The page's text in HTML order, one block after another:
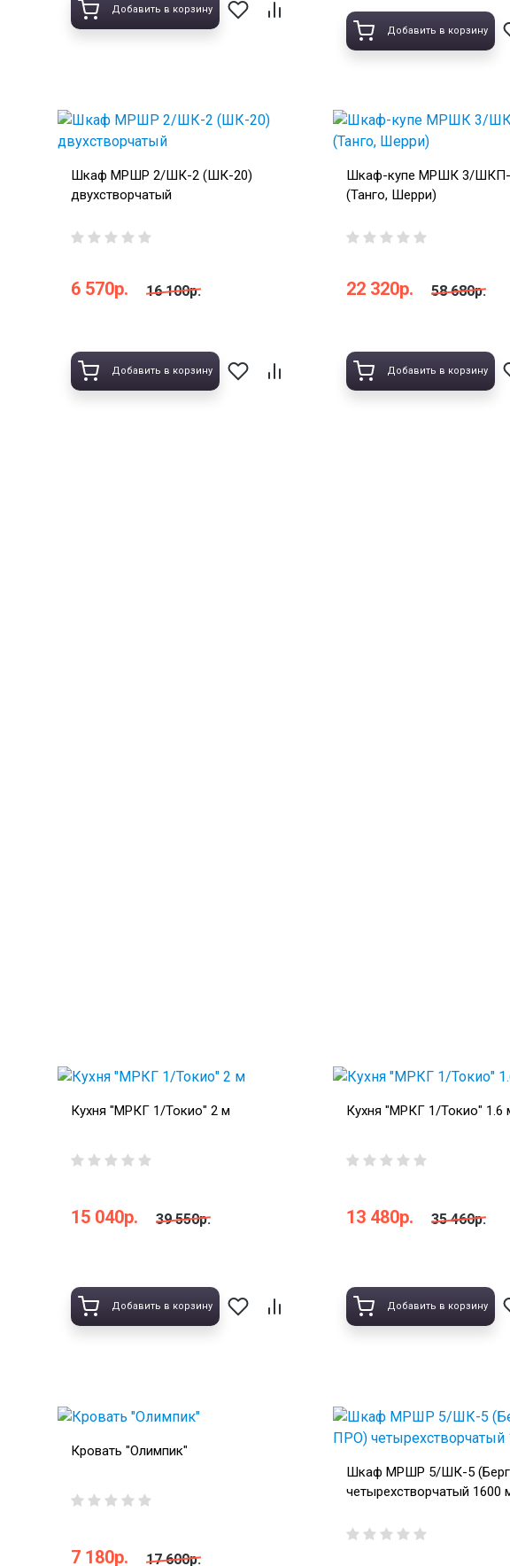
Добавить в корзину
Добавить в корзину
Шкаф МРШР 2/ШК-2 (ШК-20)
двухстворчатый
6 570р. 16 100р.
Добавить в корзину
Шкаф-купе МРШК 3/ШКП-
(Танго, Шерри)
22 320р. 58 680р.
Добавить в корзину
Кухня "МРКГ 1/Токио" 2 м
15 040р. 39 550р.
Добавить в корзину
Кухня "МРКГ 1/Токио" 1.6
13 480р. 35 460р.
Добавить в корзину
Кровать "Олимпик"
7 180р. 17 600р.
Шкаф МРШР 5/ШК-5
четырехстворчатый 1600